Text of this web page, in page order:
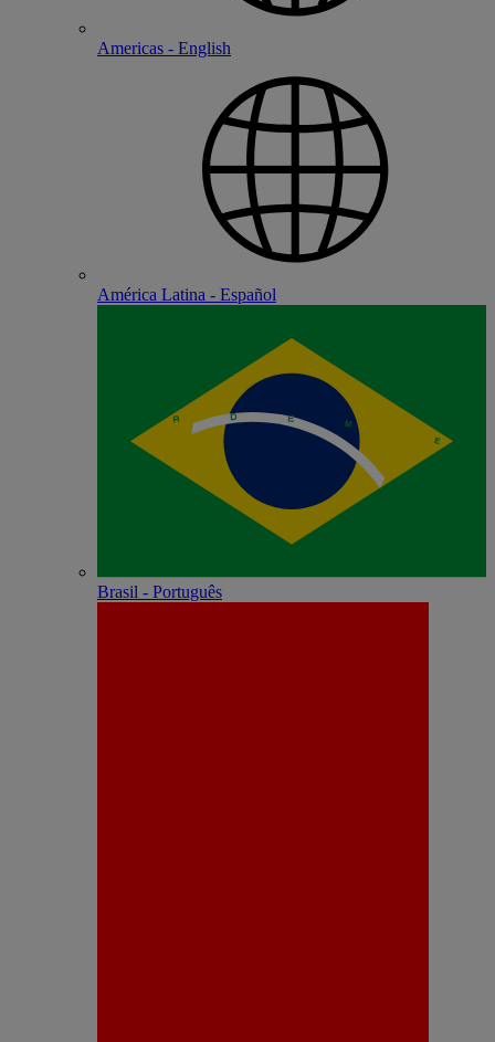
Americas - English
América Latina - Español
Brasil - Português